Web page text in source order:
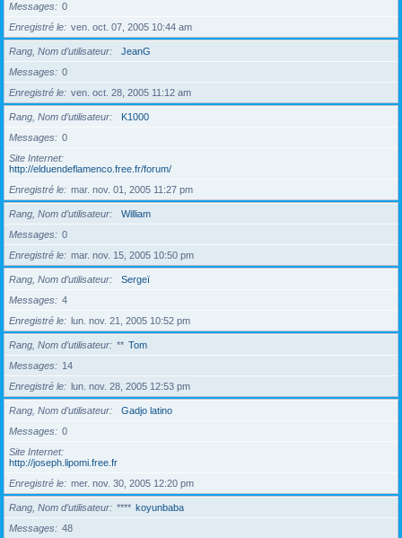
Messages
0
Enregistré le
ven. oct. 07, 2005 10:44 am
Rang, Nom d’utilisateur
JeanG
Messages
0
Enregistré le
ven. oct. 28, 2005 11:12 am
Rang, Nom d’utilisateur
K1000
Messages
0
Site Internet
http://elduendeflamenco.free.fr/forum/
Enregistré le
mar. nov. 01, 2005 11:27 pm
Rang, Nom d’utilisateur
William
Messages
0
Enregistré le
mar. nov. 15, 2005 10:50 pm
Rang, Nom d’utilisateur
Sergeï
Messages
4
Enregistré le
lun. nov. 21, 2005 10:52 pm
Rang, Nom d’utilisateur ** Tom
Messages
14
Enregistré le
lun. nov. 28, 2005 12:53 pm
Rang, Nom d’utilisateur
Gadjo latino
Messages
0
Site Internet
http://joseph.lipomi.free.fr
Enregistré le
mer. nov. 30, 2005 12:20 pm
Rang, Nom d’utilisateur **** koyunbaba
Messages
48